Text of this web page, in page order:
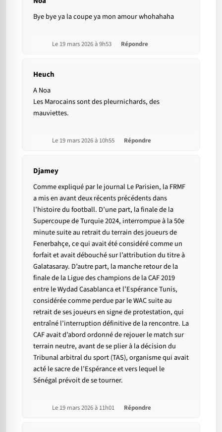
Bye bye ya la coupe ya mon amour whohahaha
Le 19 mars 2026 à 9h53 Répondre
Heuch
A Noa
Les Marocains sont des pleurnichards, des
mauviettes.
Le 19 mars 2026 à 10h55 Répondre
Djamey
Comme expliqué par le journal Le Parisien, la FRMF
a mis en avant deux récents précédents dans
l’histoire du football. D’une part, la finale de la
Supercoupe de Turquie 2024, interrompue à la 50e
minute suite au retrait du terrain des joueurs de
Fenerbahçe, ce qui avait été considéré comme un
forfait et avait débouché sur l’attribution du titre à
Galatasaray. D’autre part, la manche retour de la
finale de la Ligue des champions de la CAF 2019
entre le Wydad Casablanca et l’Espérance Tunis,
considérée comme perdue par le WAC suite au
retrait de ses joueurs en signe de protestation, qui
entraîné l’interruption définitive de la rencontre. La
CAF avait d’abord ordonné de rejouer le match sur
terrain neutre, avant de se plier à la décision du
Tribunal arbitral du sport (TAS), organisme qui avait
acté le sacre de l’Espérance et vers lequel le
Sénégal prévoit de se tourner.
Le 19 mars 2026 à 11h01 Répondre